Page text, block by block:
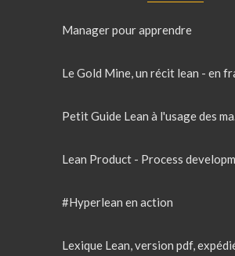
Manager pour apprendre
#Hyperlean en action